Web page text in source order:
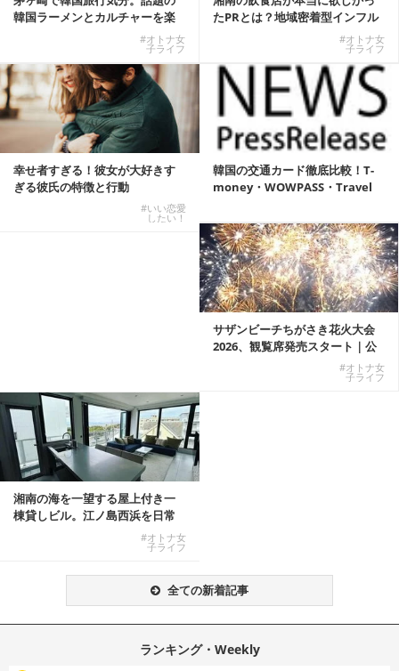
韓国ラーメンとカルチャーを楽
#オトナ女
子ライフ
たPRとは？地域密着型インフル
#オトナ女
子ライフ
幸せ者すぎる！彼女が大好きす
ぎる彼氏の特徴と行動
#いい恋愛
したい！
韓国の交通カード徹底比較！T-
money・WOWPASS・Travel
サザンビーチちがさき花火大会
2026、観覧席発売スタート｜公
#オトナ女
子ライフ
湘南の海を一望する屋上付き一
棟貸しビル。江ノ島西浜を日常
#オトナ女
子ライフ
全ての新着記事
ランキング・Weekly